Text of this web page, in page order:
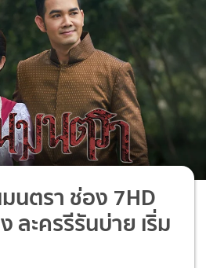
นตรา ช่อง 7HD
ละครรีรันบ่าย เริ่ม